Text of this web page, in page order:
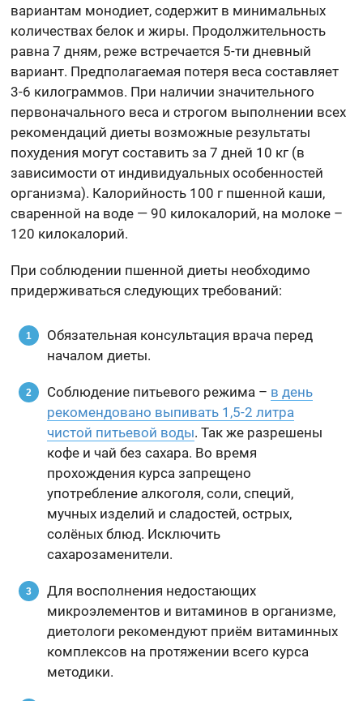
вариантам монодиет, содержит в минимальных
количествах белок и жиры. Продолжительность
равна 7 дням, реже встречается 5-ти дневный
вариант. Предполагаемая потеря веса составляет
3-6 килограммов. При наличии значительного
первоначального веса и строгом выполнении всех
рекомендаций диеты возможные результаты
похудения могут составить за 7 дней 10 кг (в
зависимости от индивидуальных особенностей
организма). Калорийность 100 г пшенной каши,
сваренной на воде — 90 килокалорий, на молоке –
120 килокалорий.
При соблюдении пшенной диеты необходимо
придерживаться следующих требований:
Обязательная консультация врача перед
началом диеты.
Соблюдение питьевого режима – в день
рекомендовано выпивать 1,5-2 литра
чистой питьевой воды. Так же разрешены
кофе и чай без сахара. Во время
прохождения курса запрещено
употребление алкоголя, соли, специй,
мучных изделий и сладостей, острых,
солёных блюд. Исключить
сахарозаменители.
Для восполнения недостающих
микроэлементов и витаминов в организме,
диетологи рекомендуют приём витаминных
комплексов на протяжении всего курса
методики.